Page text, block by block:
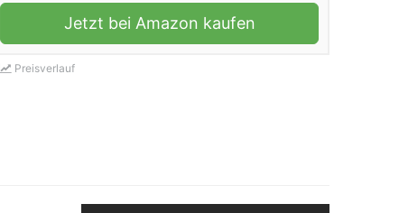
Jetzt bei Amazon kaufen
Preisverlauf